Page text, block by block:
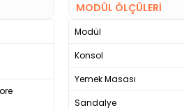
MODÜL ÖLÇÜLERİ
Modül
Konsol
Yemek Masası
Sandalye